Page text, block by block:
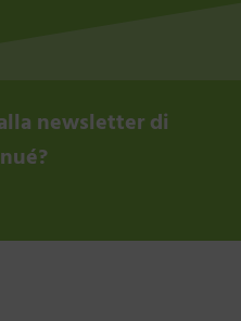
newsletter di